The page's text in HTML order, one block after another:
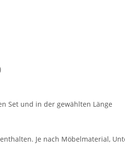
Set und in der gewählten Länge
Je nach Möbelmaterial,